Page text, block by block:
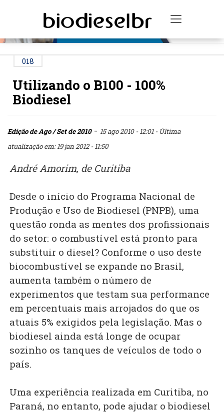
Toggle
018
Utilizando o B100 - 100%
Biodiesel
Edição de Ago / Set de 2010- 15 ago 2010 - 12:01 - Última
atualização em: 19 jan 2012 - 11:50
André Amorim, de Curitiba
Desde o início do Programa Nacional de
Produção e Uso de Biodiesel (PNPB), uma
questão ronda as mentes dos profissionais
do setor: o combustível está pronto para
substituir o diesel? Conforme o uso deste
biocombustível se expande no Brasil,
aumenta também o número de
experimentos que testam sua performance
em percentuais mais arrojados do que os
atuais 5% exigidos pela legislação. Mas o
biodiesel ainda está longe de ocupar
sozinho os tanques de veículos de todo o
país.
Uma experiência realizada em Curitiba, no
Paraná, no entanto, pode ajudar o biodiesel